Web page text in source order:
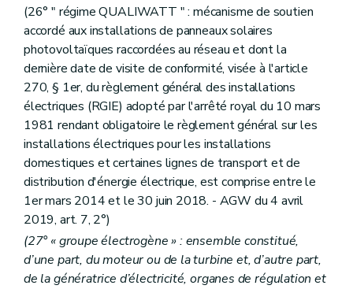
(26° " régime QUALIWATT " : mécanisme de soutien
accordé aux installations de panneaux solaires
photovoltaïques raccordées au réseau et dont la
dernière date de visite de conformité, visée à l'article
270, § 1er, du règlement général des installations
électriques (RGIE) adopté par l'arrêté royal du 10 mars
1981 rendant obligatoire le règlement général sur les
installations électriques pour les installations
domestiques et certaines lignes de transport et de
distribution d'énergie électrique, est comprise entre le
1er mars 2014 et le 30 juin 2018. - AGW du 4 avril
2019, art. 7, 2°)
(27° « groupe électrogène » : ensemble constitué,
d’une part, du moteur ou de la turbine et, d’autre part,
de la génératrice d’électricité, organes de régulation et